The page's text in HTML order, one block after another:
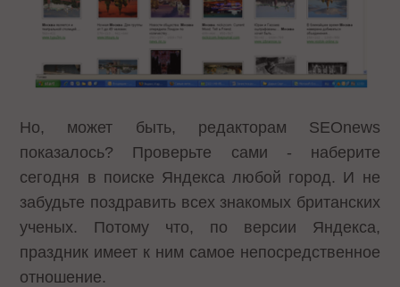
Но, может быть, редакторам SEOnews
показалось? Проверьте сами - наберите
сегодня в поиске Яндекса любой город. И не
забудьте поздравить всех знакомых британских
ученых. Потому что, по версии Яндекса,
праздник имеет к ним самое непосредственное
отношение.